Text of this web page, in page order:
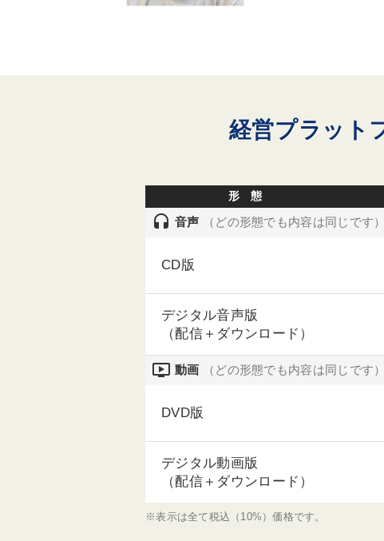
経営プラット
形 態
headset 音声 （どの形態でも内容は同じです）
CD版
デジタル音声版
（配信＋ダウンロード）
ondemand_video 動画 （どの形態でも内容は同じです）
DVD版
デジタル動画版
（配信＋ダウンロード）
※表示は全て税込（10%）価格です。